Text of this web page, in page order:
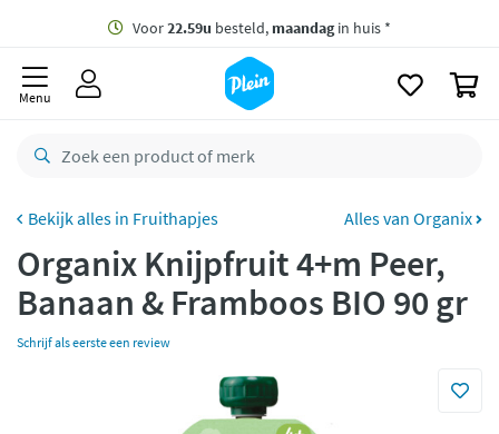
Gratis bezorging vanaf 35,- *
besteld,maandag
retourneren
CO2 neutraal
Betaal met Klarna
Menu
Fruithapjes Alles van Organix
Organix Knijpfruit 4+m Peer,
Banaan & Framboos BIO 90 gr
Schrijf als eerste een review